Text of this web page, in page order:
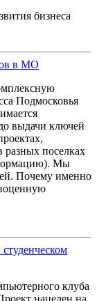
бизнеса
в МО
Подмосковья
выдачи ключей
разных поселках
Мы
Почему именно
клуба
нацелен на